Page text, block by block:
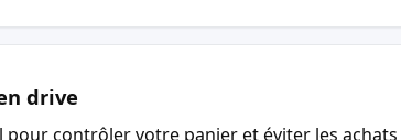
drive
pour contrôler votre panier et éviter les achats